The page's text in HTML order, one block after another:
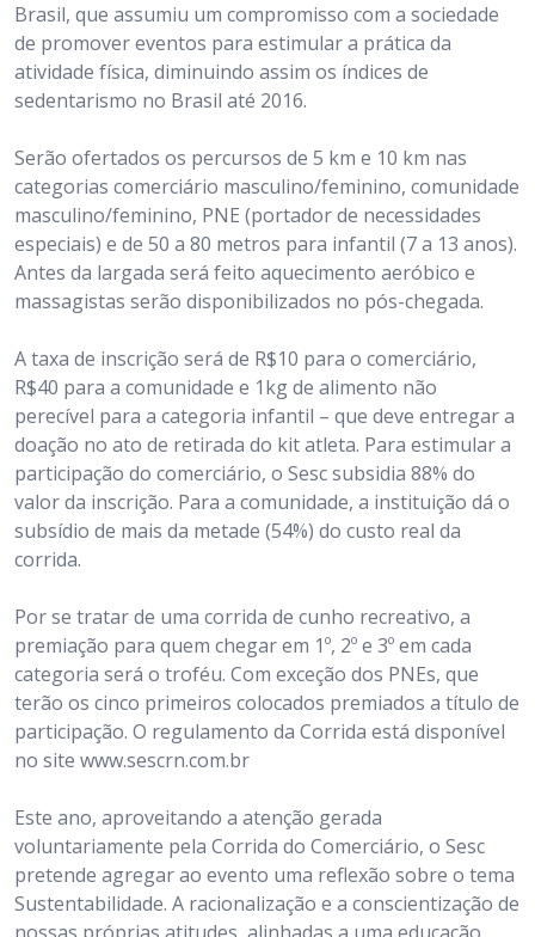
Brasil, que assumiu um compromisso com a sociedade
de promover eventos para estimular a prática da
atividade física, diminuindo assim os índices de
sedentarismo no Brasil até 2016.
Serão ofertados os percursos de 5 km e 10 km nas
categorias comerciário masculino/feminino, comunidade
masculino/feminino, PNE (portador de necessidades
especiais) e de 50 a 80 metros para infantil (7 a 13 anos).
Antes da largada será feito aquecimento aeróbico e
massagistas serão disponibilizados no pós-chegada.
A taxa de inscrição será de R$10 para o comerciário,
R$40 para a comunidade e 1kg de alimento não
perecível para a categoria infantil – que deve entregar a
doação no ato de retirada do kit atleta. Para estimular a
participação do comerciário, o Sesc subsidia 88% do
valor da inscrição. Para a comunidade, a instituição dá o
subsídio de mais da metade (54%) do custo real da
corrida.
Por se tratar de uma corrida de cunho recreativo, a
premiação para quem chegar em 1º, 2º e 3º em cada
categoria será o troféu. Com exceção dos PNEs, que
terão os cinco primeiros colocados premiados a título de
participação. O regulamento da Corrida está disponível
no site www.sescrn.com.br
Este ano, aproveitando a atenção gerada
voluntariamente pela Corrida do Comerciário, o Sesc
pretende agregar ao evento uma reflexão sobre o tema
Sustentabilidade. A racionalização e a conscientização de